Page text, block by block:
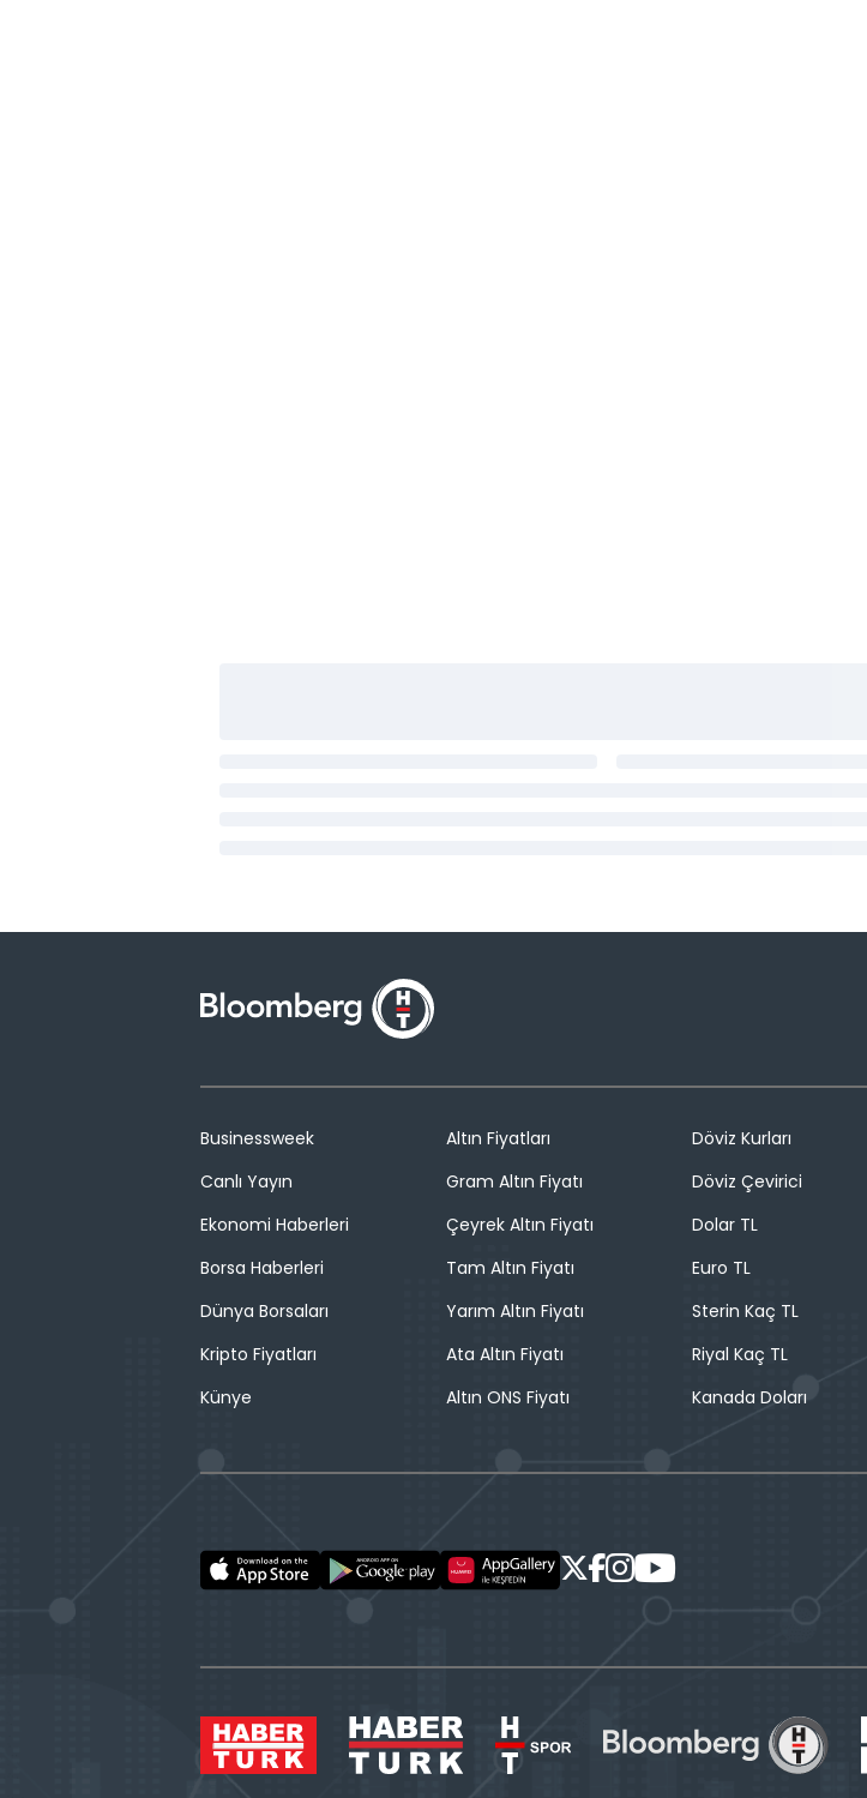
Businessweek
Canlı Yayın
Ekonomi Haberleri
Borsa Haberleri
Dünya Borsaları
Kripto Fiyatları
Künye
Altın Fiyatları
Gram Altın Fiyatı
Çeyrek Altın Fiyatı
Tam Altın Fiyatı
Yarım Altın Fiyatı
Ata Altın Fiyatı
Altın ONS Fiyatı
Döviz Kurları
Döviz Çevirici
Dolar TL
Euro TL
Sterin Kaç TL
Riyal Kaç TL
Kanada Doları